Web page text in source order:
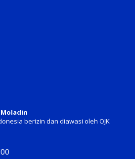
Moladin
berizin dan diawasi oleh OJK